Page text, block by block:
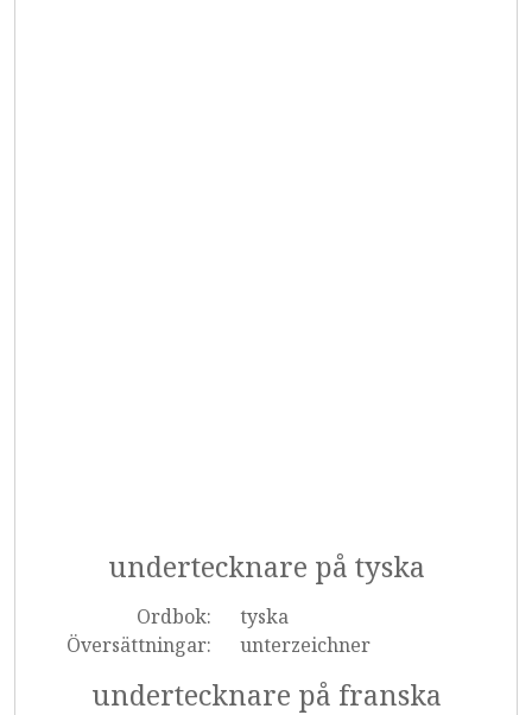
undertecknare på tyska
Ordbok:
tyska
Översättningar:
unterzeichner
undertecknare på franska